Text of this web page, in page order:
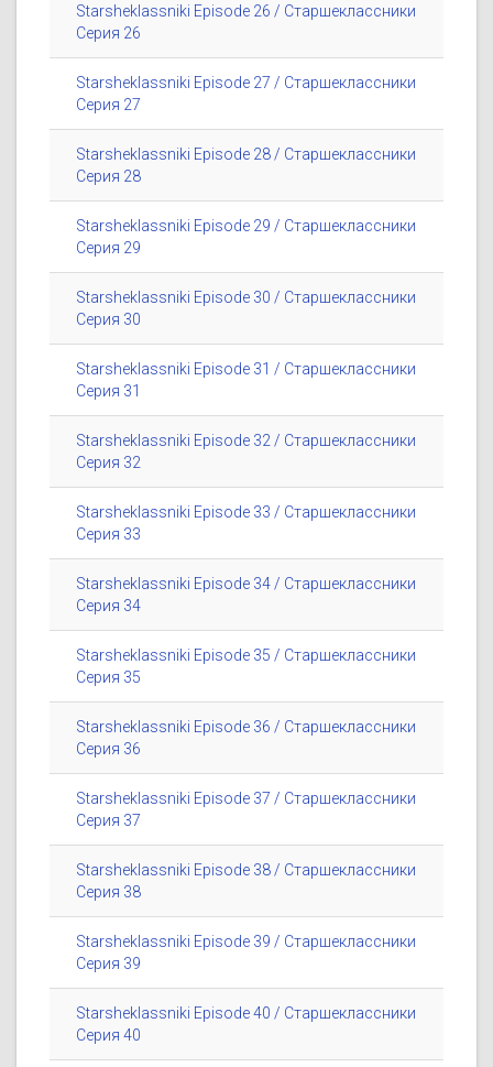
Starsheklassniki Episode 26 / Старшеклассники
Серия 26
Starsheklassniki Episode 27 / Старшеклассники
Серия 27
Starsheklassniki Episode 28 / Старшеклассники
Серия 28
Starsheklassniki Episode 29 / Старшеклассники
Серия 29
Starsheklassniki Episode 30 / Старшеклассники
Серия 30
Starsheklassniki Episode 31 / Старшеклассники
Серия 31
Starsheklassniki Episode 32 / Старшеклассники
Серия 32
Starsheklassniki Episode 33 / Старшеклассники
Серия 33
Starsheklassniki Episode 34 / Старшеклассники
Серия 34
Starsheklassniki Episode 35 / Старшеклассники
Серия 35
Starsheklassniki Episode 36 / Старшеклассники
Серия 36
Starsheklassniki Episode 37 / Старшеклассники
Серия 37
Starsheklassniki Episode 38 / Старшеклассники
Серия 38
Starsheklassniki Episode 39 / Старшеклассники
Серия 39
Starsheklassniki Episode 40 / Старшеклассники
Серия 40